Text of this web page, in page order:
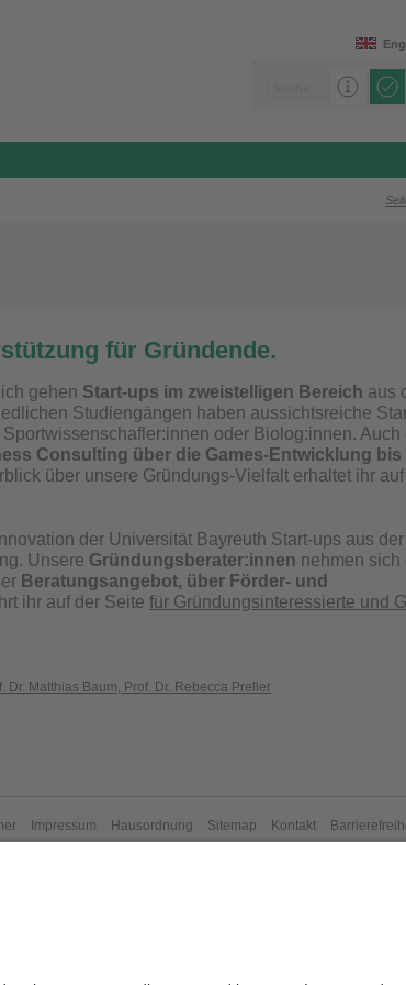
für Gründende.
gehen Start-ups im zweistelligen Bereich aus
Studiengängen haben aussichtsreiche
oder Biolog:innen. Auch
Consulting über die Games-Entwicklung bis
über unsere Gründungs-Vielfalt erhaltet ihr auf
der Universität Bayreuth Start-ups aus der
Unsere Gründungsberater:innen nehmen sich
Beratungsangebot, über Förder- und
ihr auf der Seite für Gründungsinteressierte und
Dr. Matthias Baum, Prof. Dr. Rebecca Preller
Impressum Hausordnung Sitemap Kontakt